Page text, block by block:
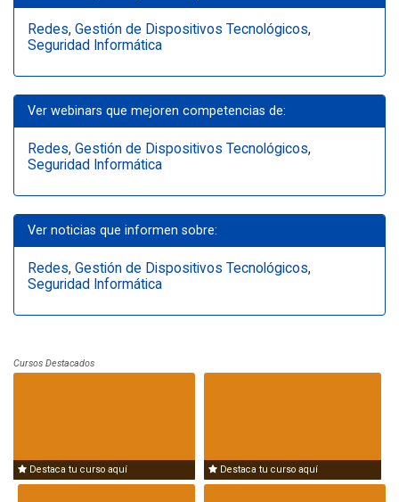
Redes, Gestión de Dispositivos Tecnológicos,
Seguridad Informática
Ver webinars que mejoren competencias de:
Redes, Gestión de Dispositivos Tecnológicos,
Seguridad Informática
Ver noticias que informen sobre:
Redes, Gestión de Dispositivos Tecnológicos,
Seguridad Informática
Cursos Destacados
Destaca tu curso aquí Destaca tu curso aquí